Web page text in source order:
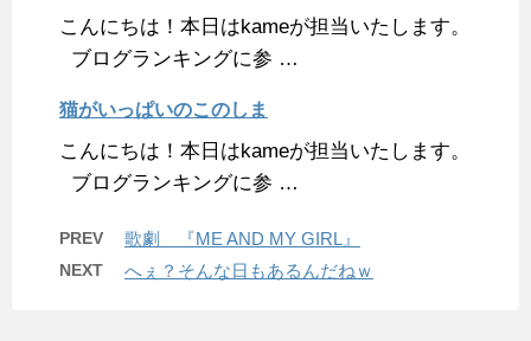
こんにちは！本日はkameが担当いたします。
ブログランキングに参 …
猫がいっぱいのこのしま
こんにちは！本日はkameが担当いたします。
ブログランキングに参 …
PREV 歌劇 『ME AND MY GIRL』
NEXT へぇ？そんな日もあるんだねｗ